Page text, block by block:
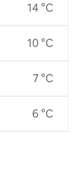
14 °C
10 °C
7 °C
6 °C